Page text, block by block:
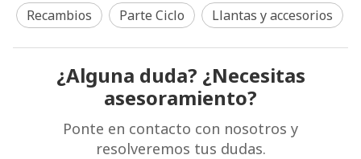
Recambios
Parte Ciclo Llantas y accesorios
¿Alguna duda? ¿Necesitas
asesoramiento?
Ponte en contacto con nosotros y
resolveremos tus dudas.